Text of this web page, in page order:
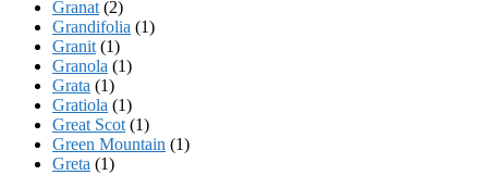
Granat (2)
Grandifolia (1)
Granit (1)
Granola (1)
Grata (1)
Gratiola (1)
Great Scot (1)
Green Mountain (1)
Greta (1)